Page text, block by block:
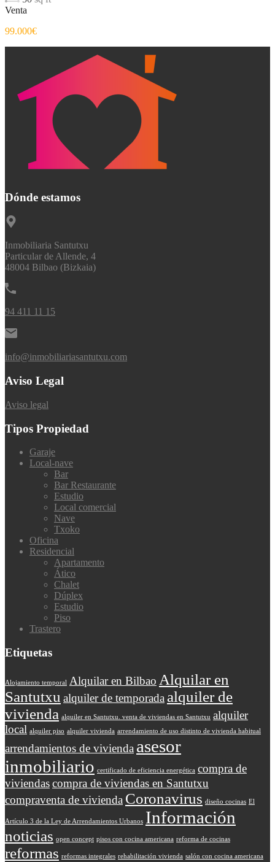
Venta
99.000€
Dónde estamos
Inmobiliaria Santutxu
Particular de Allende, 4
48004 Bilbao (Bizkaia)
94 411 11 15
info@inmobiliariasantutxu.com
Aviso Legal
Aviso legal
Tipos Propiedad
Garaje
Local-nave
Bar
Bar Restaurante
Estudio
Local comercial
Nave
Txoko
Oficina
Residencial
Apartamento
Ático
Chalet
Dúplex
Estudio
Piso
Trastero
Etiquetas
Alojamiento temporal Alquilar en Bilbao Alquilar en
Santutxu alquiler de temporada alquiler de
vivienda alquiler en Santutxu. venta de viviendas en Santutxu alquiler
local alquiler piso alquiler vivienda arrendamiento de uso distinto de vivienda habitual
arrendamientos de vivienda asesor
inmobiliario certificado de eficiencia energética compra de
viviendascompra de viviendas en Santutxu
compraventa de vivienda Coronavirus diseño cocinas El
Artículo 3 de la Ley de Arrendamientos Urbanos Información
noticias open concept pisos con cocina americana reforma de cocinas
reformas reformas integrales rehabilitación vivienda salón con cocina americana